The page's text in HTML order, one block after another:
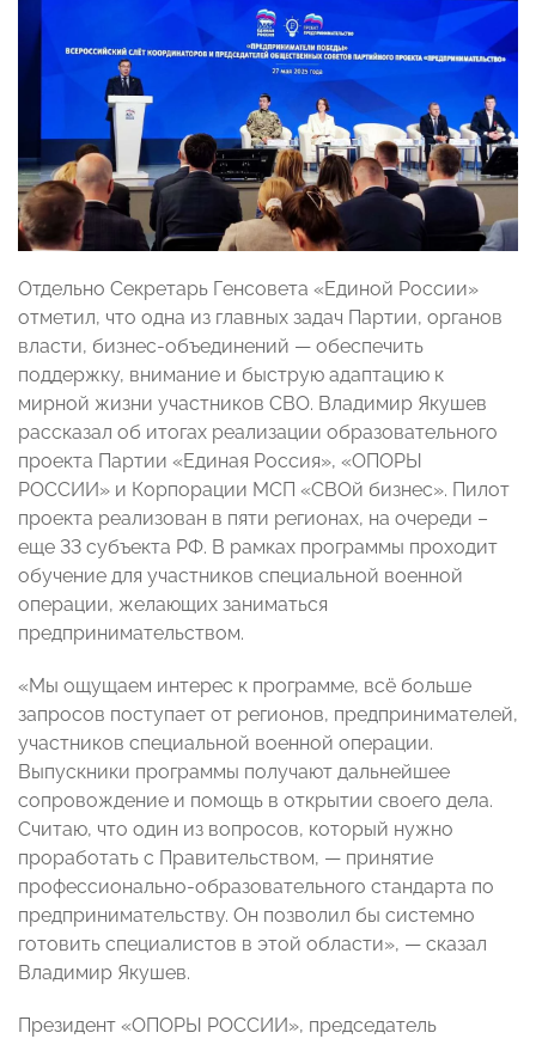
Отдельно Секретарь Генсовета «Единой России»
отметил, что одна из главных задач Партии, органов
власти, бизнес-объединений — обеспечить
поддержку, внимание и быструю адаптацию к
мирной жизни участников СВО. Владимир Якушев
рассказал об итогах реализации образовательного
проекта Партии «Единая Россия», «ОПОРЫ
РОССИИ» и Корпорации МСП «СВОй бизнес». Пилот
проекта реализован в пяти регионах, на очереди –
еще 33 субъекта РФ. В рамках программы проходит
обучение для участников специальной военной
операции, желающих заниматься
предпринимательством.
«Мы ощущаем интерес к программе, всё больше
запросов поступает от регионов, предпринимателей,
участников специальной военной операции.
Выпускники программы получают дальнейшее
сопровождение и помощь в открытии своего дела.
Считаю, что один из вопросов, который нужно
проработать с Правительством, — принятие
профессионально-образовательного стандарта по
предпринимательству. Он позволил бы системно
готовить специалистов в этой области», — сказал
Владимир Якушев.
Президент «ОПОРЫ РОССИИ», председатель